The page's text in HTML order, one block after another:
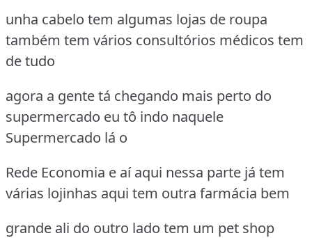
unha cabelo tem algumas lojas de roupa
também tem vários consultórios médicos tem
de tudo
agora a gente tá chegando mais perto do
supermercado eu tô indo naquele
Supermercado lá o
Rede Economia e aí aqui nessa parte já tem
várias lojinhas aqui tem outra farmácia bem
grande ali do outro lado tem um pet shop